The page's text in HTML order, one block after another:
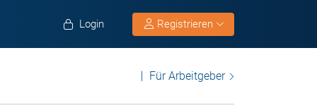
Login Registrieren
Für Arbeitgeber